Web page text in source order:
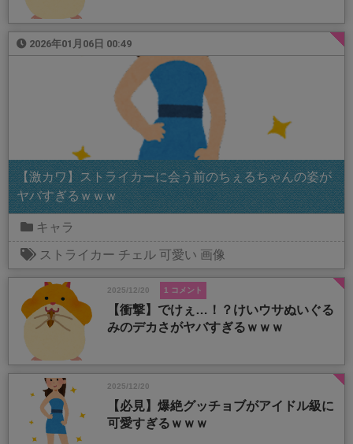
2026年01月06日 00:49
【激カワ】ストライカーに会う前のちぇるちゃんの姿が
ヤバすぎるｗｗｗ
キャラ
ストライカー チェル 可愛い 画像
2025/12/20 1 コメント
【衝撃】でけぇ…！？けいウサぬいぐる
みのデカさがヤバすぎるｗｗｗ
2025/12/20
【必見】爆絶グッチョブがアイドル級に
可愛すぎるｗｗｗ